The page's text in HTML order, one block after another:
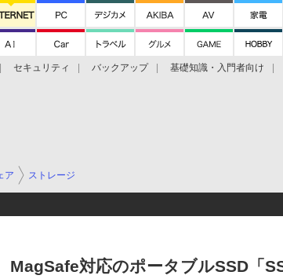
セキュリティ バックアップ 基礎知識・入門者向け
ア ストレージ
MagSafe対応のポータブルSSD「